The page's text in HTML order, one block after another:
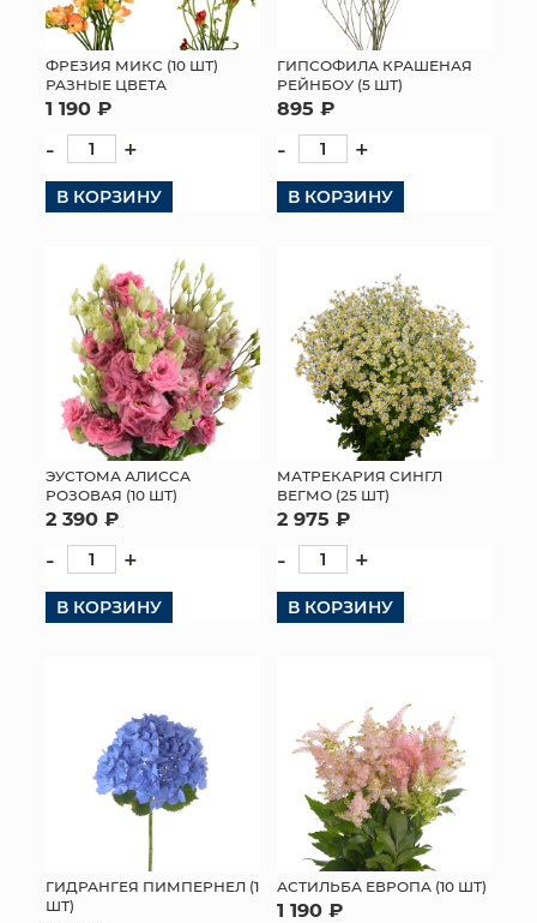
ФРЕЗИЯ МИКС (10 ШТ)
РАЗНЫЕ ЦВЕТА
1 190 ₽
- +
В КОРЗИНУ
ГИПСОФИЛА КРАШЕНАЯ
РЕЙНБОУ (5 ШТ)
895 ₽
- +
В КОРЗИНУ
ЭУСТОМА АЛИССА
РОЗОВАЯ (10 ШТ)
2 390 ₽
- +
В КОРЗИНУ
МАТРЕКАРИЯ СИНГЛ
ВЕГМО (25 ШТ)
2 975 ₽
- +
В КОРЗИНУ
ГИДРАНГЕЯ ПИМПЕРНЕЛ (1
ШТ)
АСТИЛЬБА ЕВРОПА (10 ШТ)
1 190 ₽